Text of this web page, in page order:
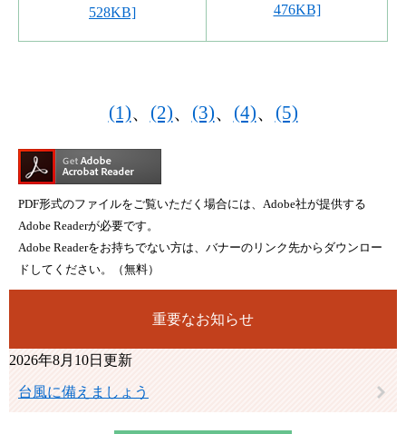
528KB]
476KB]
(1)、 (2)、 (3)、 (4)、 (5)
PDF形式のファイルをご覧いただく場合には、Adobe社が提供する
Adobe Readerが必要です。
Adobe Readerをお持ちでない方は、バナーのリンク先からダウンロー
ドしてください。（無料）
重要なお知らせ
2026年8月10日更新
台風に備えましょう